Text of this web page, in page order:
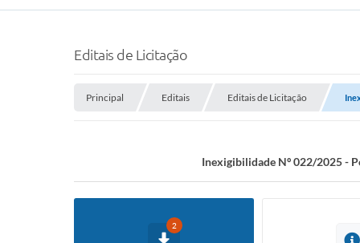
Editais de Licitação
Principal Editais Editais de Licitação
Inexigibilidade Nº 022/2025 -
2